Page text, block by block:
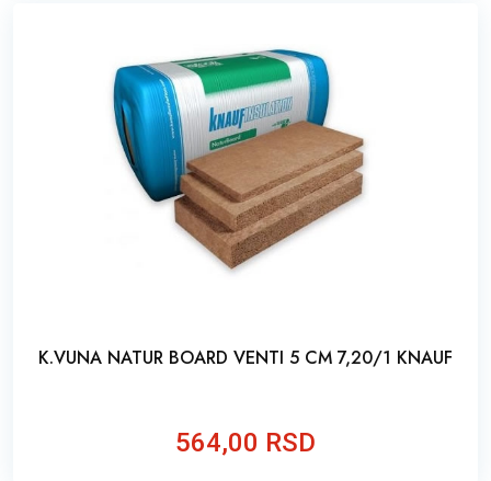
K.VUNA NATUR BOARD VENTI 5 CM 7,20/1 KNAUF
564,00 RSD